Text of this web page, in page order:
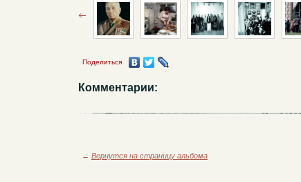
Поделиться
Комментарии:
← Вернутся на страницу альбома